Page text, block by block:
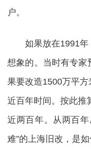
户。
如果放在1991年
想象的。当时有专家
果要改造1500万平
近百年时间。按此推
近两百年。从两百
难”的上海旧改，是